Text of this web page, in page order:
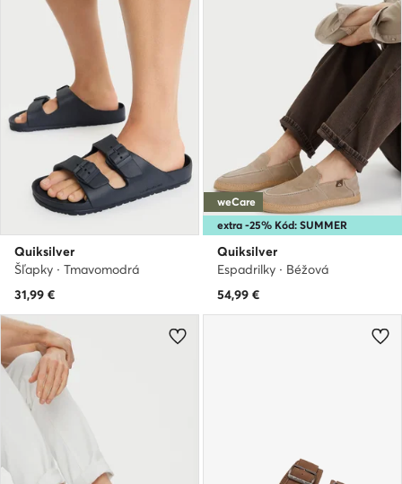
Quiksilver
Šľapky · Tmavomodrá
31,99 €
extra -25% Kód: SUMMER
weCare
Quiksilver
Espadrilky · Béžová
54,99 €